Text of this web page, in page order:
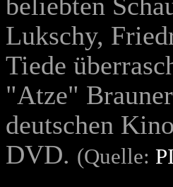
Lukschy,
Tiede
"Atze"
deutschen
DVD. (Quelle: